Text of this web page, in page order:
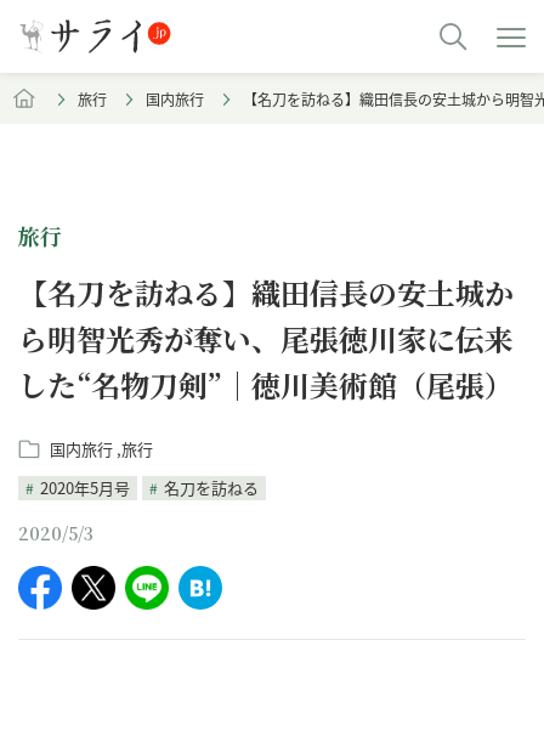
旅行 国内旅行 【名刀を訪ねる】織田信長の安土城から明
旅行
【名刀を訪ねる】織田信長の安土城か
ら明智光秀が奪い、尾張徳川家に伝来
した“名物刀剣”｜徳川美術館（尾張）
国内旅行 旅行
2020年5月号
名刀を訪ねる
2020/5/3